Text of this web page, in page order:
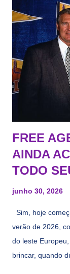
FREE
AINDA
TODO
junho 30, 2026
Sim, hoje
verão de 2026,
do leste
brincar, quando